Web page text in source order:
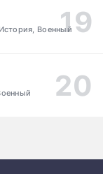
Военный